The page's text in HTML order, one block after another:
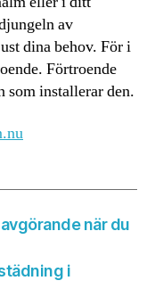
av
dina behov. För i
Förtroende
som installerar den.
när du
i